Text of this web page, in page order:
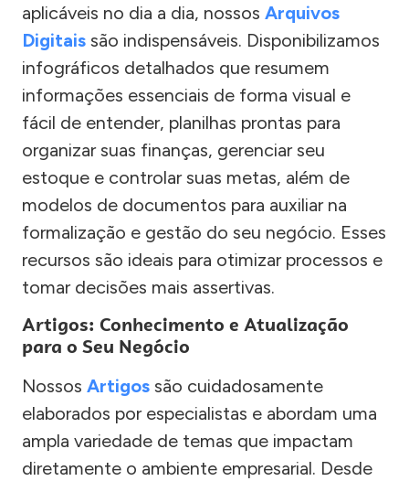
aplicáveis no dia a dia, nossos Arquivos
Digitais são indispensáveis. Disponibilizamos
infográficos detalhados que resumem
informações essenciais de forma visual e
fácil de entender, planilhas prontas para
organizar suas finanças, gerenciar seu
estoque e controlar suas metas, além de
modelos de documentos para auxiliar na
formalização e gestão do seu negócio. Esses
recursos são ideais para otimizar processos e
tomar decisões mais assertivas.
Artigos: Conhecimento e Atualização
para o Seu Negócio
Nossos Artigos são cuidadosamente
elaborados por especialistas e abordam uma
ampla variedade de temas que impactam
diretamente o ambiente empresarial. Desde